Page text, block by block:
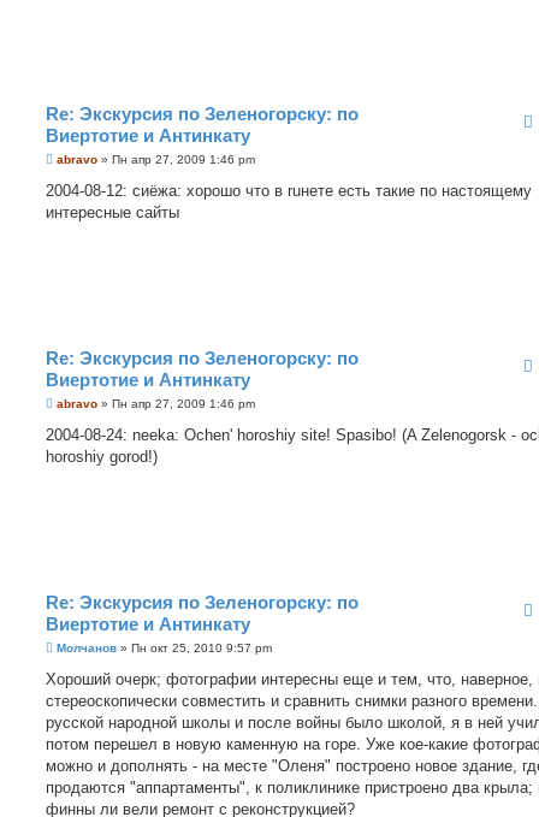
Re: Экскурсия по Зеленогорску: по
Виертотие и Антинкату
С
о
щ
abravo » Пн апр 27, 2009 1:46 pm
2004-08-12: сиёжа: хорошо что в ruнете есть такие по настоящему
интересные сайты
Re: Экскурсия по Зеленогорску: по
Виертотие и Антинкату
С
о
щ
abravo » Пн апр 27, 2009 1:46 pm
2004-08-24: neeka: Ochen' horoshiy site! Spasibo! (A Zelenogorsk -
horoshiy gorod!)
Re: Экскурсия по Зеленогорску: по
Виертотие и Антинкату
С
о
щ
е
н
и
е
Молчанов » Пн окт 25, 2010 9:57 pm
Хороший очерк; фотографии интересны еще и тем, что,
стереоскопически совместить и сравнить снимки разного
русской народной школы и после войны было школой, я в ней
потом перешел в новую каменную на горе. Уже кое-какие
можно и дополнять - на месте "Оленя" построено новое здание,
продаются "аппартаменты", к поликлинике пристроено два крыла;
финны ли вели ремонт с реконструкцией?